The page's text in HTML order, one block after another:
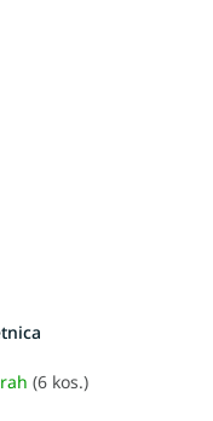
(6 kos.)